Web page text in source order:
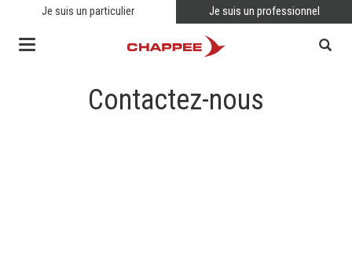
Je suis un particulier Je suis un professionnel
Toggle
Contactez-nous